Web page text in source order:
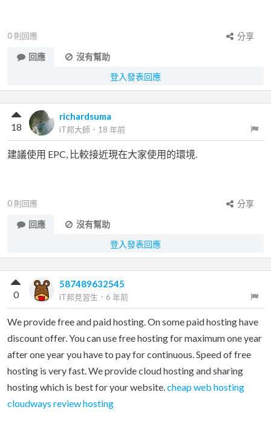
0 則回應
分享
回應
沒有幫助
登入發表回應
richardsuma
iT邦大師 ． 18 年前
18
建議使用 EPC, 比較接近現在大家使用的環境.
0 則回應
分享
回應
沒有幫助
登入發表回應
587489632545
iT邦見習生 ． 6 年前
0
We provide free and paid hosting. On some paid hosting have
discount offer. You can use free hosting for maximum one year
after one year you have to pay for continuous. Speed of free
hosting is very fast. We provide cloud hosting and sharing
hosting which is best for your website.cheap web hosting
cloudways review hosting